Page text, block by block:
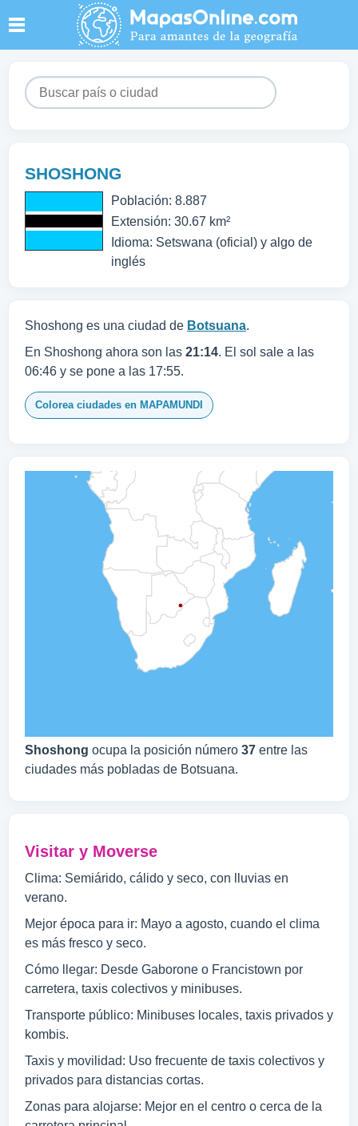
SHOSHONG
Población: 8.887
Extensión: 30.67 km²
Idioma: Setswana (oficial) y algo de
inglés
Shoshong es una ciudad de Botsuana.
En Shoshong ahora son las 21:14. El sol sale a las
06:46 y se pone a las 17:55.
Colorea ciudades en MAPAMUNDI
Shoshong ocupa la posición número 37 entre las
ciudades más pobladas de Botsuana.
Visitar y Moverse
Clima: Semiárido, cálido y seco, con lluvias en
verano.
Mejor época para ir: Mayo a agosto, cuando el clima
es más fresco y seco.
Cómo llegar: Desde Gaborone o Francistown por
carretera, taxis colectivos y minibuses.
Transporte público: Minibuses locales, taxis privados y
kombis.
Taxis y movilidad: Uso frecuente de taxis colectivos y
privados para distancias cortas.
Zonas para alojarse: Mejor en el centro o cerca de la